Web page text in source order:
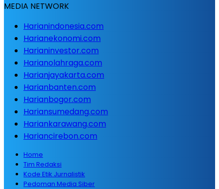
MEDIA NETWORK
Harianindonesia.com
Harianekonomi.com
Harianinvestor.com
Harianolahraga.com
Harianjayakarta.com
Harianbanten.com
Harianbogor.com
Hariansumedang.com
Hariankarawang.com
Hariancirebon.com
Home
Tim Redaksi
Kode Etik Jurnalistik
Pedoman Media Siber